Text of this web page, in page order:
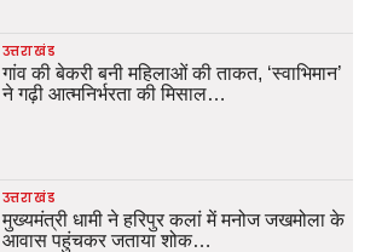
उत्तराखंड
गांव की बेकरी बनी महिलाओं की ताकत, ‘स्वाभिमान’
ने गढ़ी आत्मनिर्भरता की मिसाल…
उत्तराखंड
मुख्यमंत्री धामी ने हरिपुर कलां में मनोज जखमोला के
आवास पहुंचकर जताया शोक…